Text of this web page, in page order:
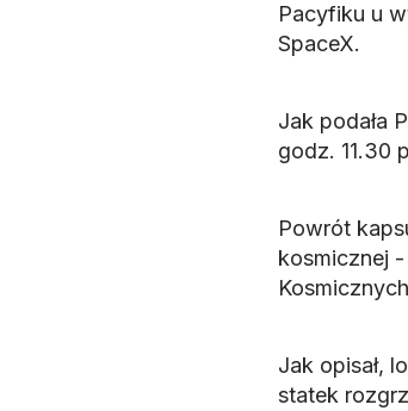
Pacyfiku u
SpaceX.
Jak podała
godz. 11.30
Powrót
kosmicznej -
Jak opisał,
statek